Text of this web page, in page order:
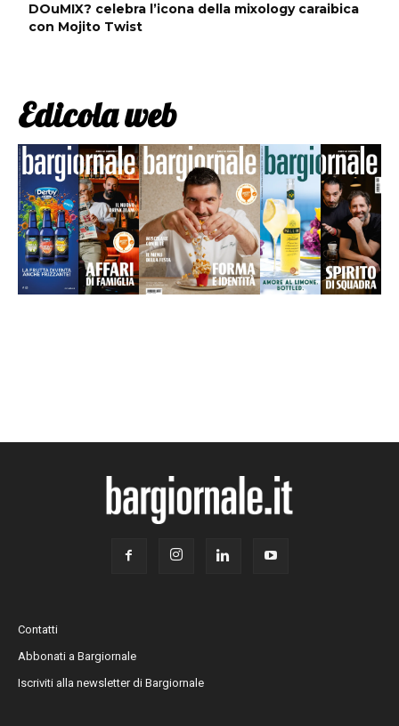
DOuMIX? celebra l’icona della mixology caraibica
con Mojito Twist
Edicola web
Contatti
Abbonati a Bargiornale
Iscriviti alla newsletter di Bargiornale